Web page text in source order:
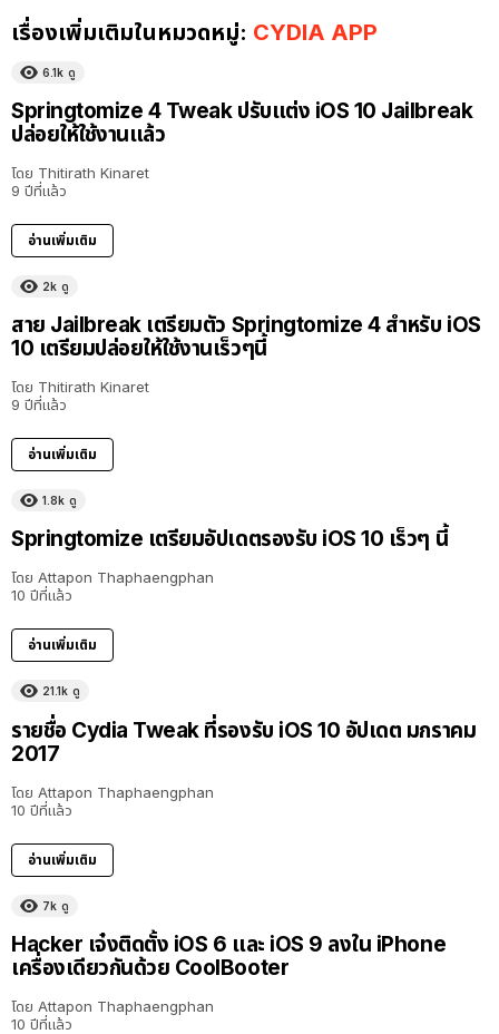
เรื่องเพิ่มเติมในหมวดหมู่: CYDIA APP
6.1k ดู
Springtomize 4 Tweak ปรับแต่ง iOS 10 Jailbreak
ปล่อยให้ใช้งานแล้ว
โดย Thitirath Kinaret
9 ปีที่แล้ว
อ่านเพิ่มเติม
2k ดู
สาย Jailbreak เตรียมตัว Springtomize 4 สำหรับ iOS
10 เตรียมปล่อยให้ใช้งานเร็วๆนี้
โดย Thitirath Kinaret
9 ปีที่แล้ว
อ่านเพิ่มเติม
1.8k ดู
Springtomize เตรียมอัปเดตรองรับ iOS 10 เร็วๆ นี้
โดย Attapon Thaphaengphan
10 ปีที่แล้ว
อ่านเพิ่มเติม
21.1k ดู
รายชื่อ Cydia Tweak ที่รองรับ iOS 10 อัปเดต มกราคม
2017
โดย Attapon Thaphaengphan
10 ปีที่แล้ว
อ่านเพิ่มเติม
7k ดู
Hacker เจ๋งติดตั้ง iOS 6 และ iOS 9 ลงใน iPhone
เครื่องเดียวกันด้วย CoolBooter
โดย Attapon Thaphaengphan
10 ปีที่แล้ว